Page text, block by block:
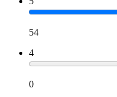
54
4
0